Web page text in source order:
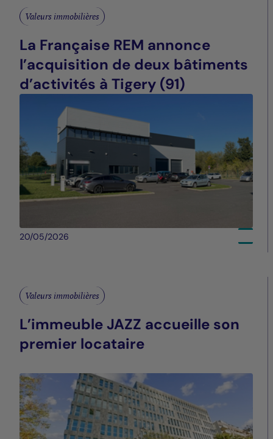
Valeurs immobilières
La Française REM annonce
l’acquisition de deux bâtiments
d’activités à Tigery (91)
20/05/2026
Valeurs immobilières
L’immeuble JAZZ accueille son
premier locataire